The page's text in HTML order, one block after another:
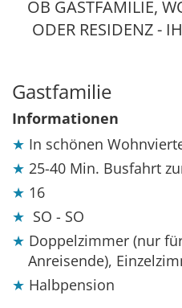
OB GASTFAMILIE,
ODER RESIDENZ -
Gastfamilie
Informationen
In schönen
25-40 Min. Busfahrt
16
SO - SO
Doppelzimmer (nur
Anreisende),
Halbpension